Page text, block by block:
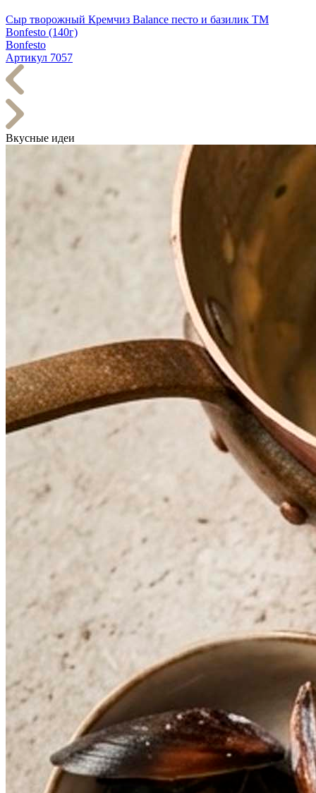
Сыр творожный Кремчиз Balance песто и базилик ТМ
Bonfesto (140г)
Bonfesto
Артикул 7057
Вкусные идеи